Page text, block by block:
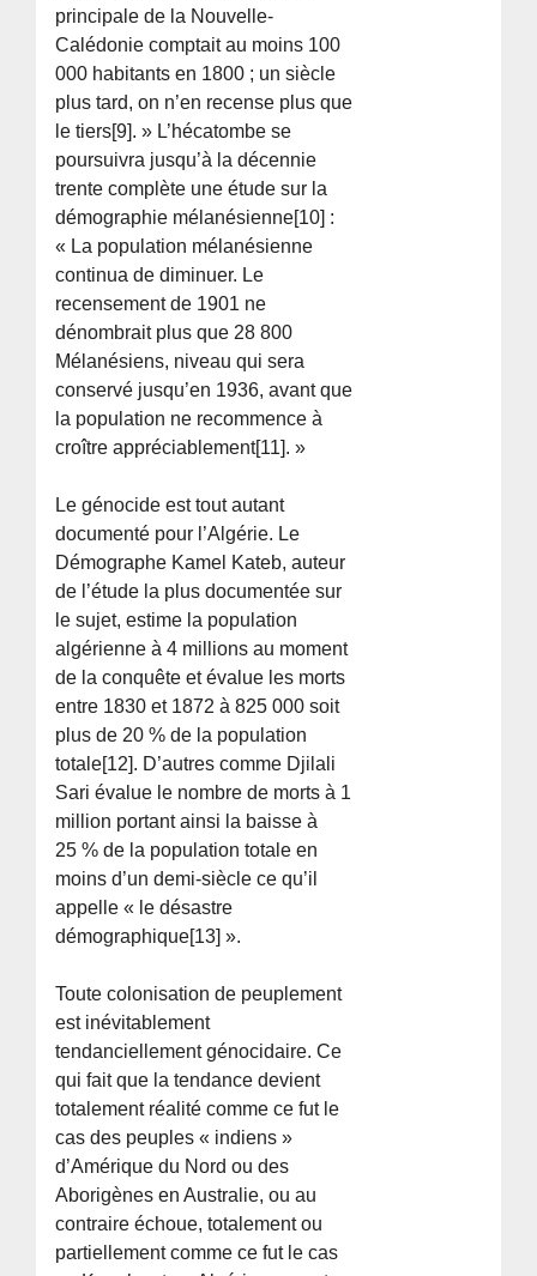
principale de la Nouvelle-
Calédonie comptait au moins 100
000 habitants en 1800 ; un siècle
plus tard, on n’en recense plus que
le tiers[9]. » L’hécatombe se
poursuivra jusqu’à la décennie
trente complète une étude sur la
démographie mélanésienne[10] :
« La population mélanésienne
continua de diminuer. Le
recensement de 1901 ne
dénombrait plus que 28 800
Mélanésiens, niveau qui sera
conservé jusqu’en 1936, avant que
la population ne recommence à
croître appréciablement[11]. »
Le génocide est tout autant
documenté pour l’Algérie. Le
Démographe Kamel Kateb, auteur
de l’étude la plus documentée sur
le sujet, estime la population
algérienne à 4 millions au moment
de la conquête et évalue les morts
entre 1830 et 1872 à 825 000 soit
plus de 20 % de la population
totale[12]. D’autres comme Djilali
Sari évalue le nombre de morts à 1
million portant ainsi la baisse à
25 % de la population totale en
moins d’un demi-siècle ce qu’il
appelle « le désastre
démographique[13] ».
Toute colonisation de peuplement
est inévitablement
tendanciellement génocidaire. Ce
qui fait que la tendance devient
totalement réalité comme ce fut le
cas des peuples « indiens »
d’Amérique du Nord ou des
Aborigènes en Australie, ou au
contraire échoue, totalement ou
partiellement comme ce fut le cas